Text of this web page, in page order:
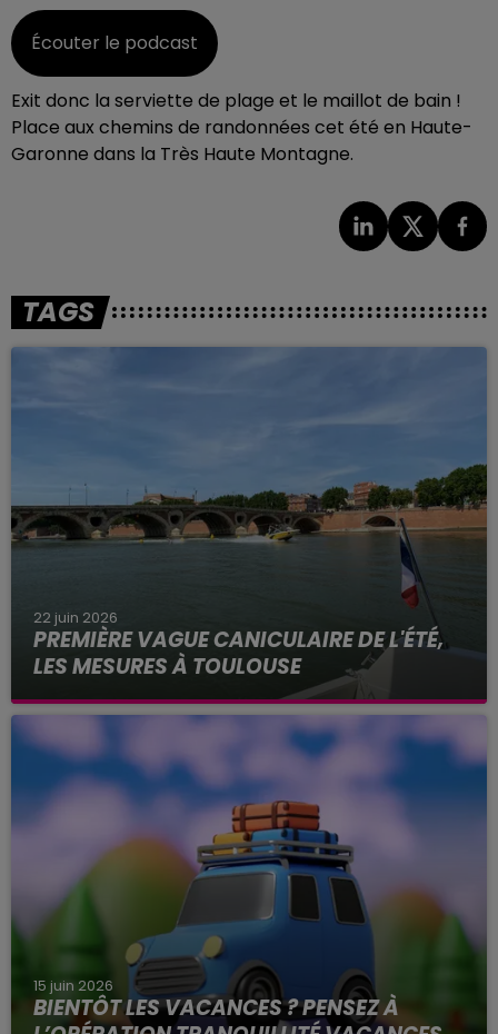
Écouter le podcast
Exit donc la serviette de plage et le maillot de bain !
Place aux chemins de randonnées cet été en Haute-
Garonne dans la Très Haute Montagne.
TAGS
22 juin 2026
PREMIÈRE VAGUE CANICULAIRE DE L'ÉTÉ,
LES MESURES À TOULOUSE
Alors que les températures frôlent les 40 degrés
ce lundi 22 juin 2026 à Toulouse, Météo France
place la Haute-Garonne et 48 autres
départements en alerte...
15 juin 2026
BIENTÔT LES VACANCES ? PENSEZ À